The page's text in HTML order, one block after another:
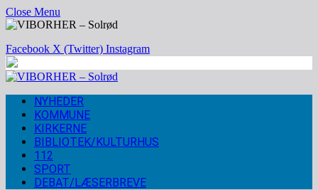
Close Menu
Facebook X (Twitter) Instagram
NYHEDER
KOMMUNE
KIRKERNE
BIBLIOTEK/KULTURHUS
112
SPORT
DEBAT/LÆSERBREVE